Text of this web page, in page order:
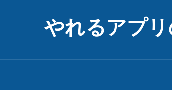
やれるアプ